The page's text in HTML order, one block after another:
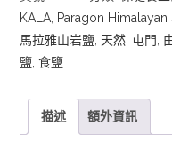
山
KALA
岩
充
KALA Paragon Himalayan
馬拉雅山岩鹽 天然 屯門
鹽 ,食鹽
描述 額外資訊